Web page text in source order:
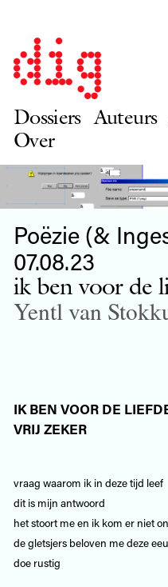
Dossiers Auteurs
Over
Poëzie (&
07.08.23
ik ben voor de
Yentl van
IK BEN VOOR DE
VRIJ ZEKER
vraag waarom ik in deze tijd leef
dit is mijn antwoord
het stoort me en ik kom er niet
de gletsjers beloven me deze
doe rustig